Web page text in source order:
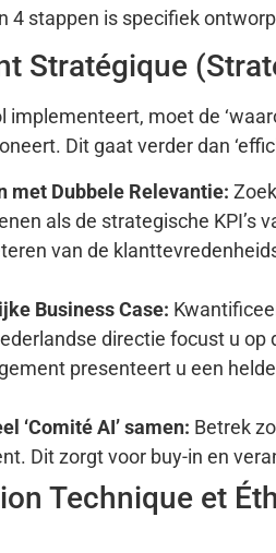
4 stappen is specifiek
Stratégique
implementeert, moet de
Dit gaat verder dan
met Dubbele Relevantie:
als de strategische KPI’s
van de
Business Case:
directie focust u
presenteert u een
‘Comité AI’ samen: Betrek
Dit zorgt voor buy-in en
Technique et